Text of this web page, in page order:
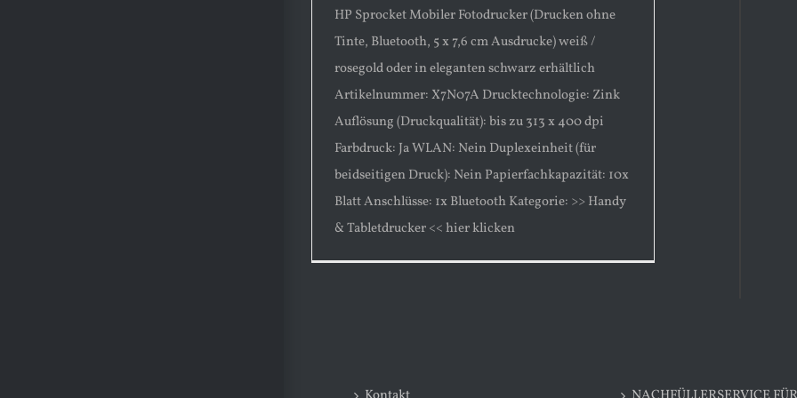
HP Sprocket Mobiler Fotodrucker (Drucken ohne
Tinte, Bluetooth, 5 x 7,6 cm Ausdrucke) weiß /
rosegold oder in eleganten schwarz erhältlich
Artikelnummer: X7N07A Drucktechnologie: Zink
Auflösung (Druckqualität): bis zu 313 x 400 dpi
Farbdruck: Ja WLAN: Nein Duplexeinheit (für
beidseitigen Druck): Nein Papierfachkapazität: 10x
Blatt Anschlüsse: 1x Bluetooth Kategorie: >> Handy
& Tabletdrucker << hier klicken